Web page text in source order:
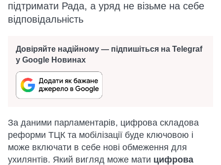
підтримати Рада, а уряд не візьме на себе
відповідальність
Довіряйте надійному — підпишіться на Telegraf
у Google Новинах
За даними парламентарів, цифрова складова
реформи ТЦК та мобілізації буде ключовою і
може включати в себе нові обмеження для
ухилянтів. Який вигляд може мати цифрова